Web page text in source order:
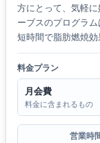
方にとって、気軽
ーブスのプログラ
短時間で脂肪燃焼効
料金プラン
月会費
料金に含まれるもの
営業時